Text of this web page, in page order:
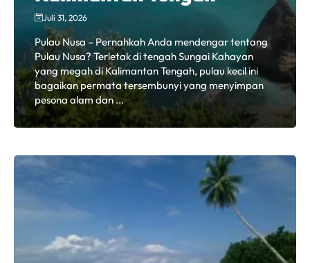
Juli 31, 2026
Pulau Nusa – Pernahkah Anda mendengar tentang
Pulau Nusa? Terletak di tengah Sungai Kahayan
yang megah di Kalimantan Tengah, pulau kecil ini
bagaikan permata tersembunyi yang menyimpan
pesona alam dan ...